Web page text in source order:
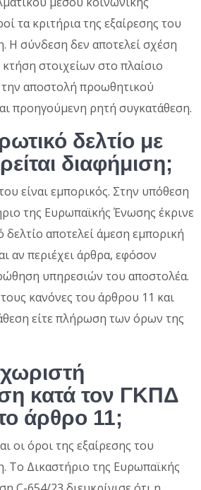
τα κριτήρια της εξαίρεσης του
Η σύνδεση δεν αποτελεί σχέση
στοιχείων στο πλαίσιο
αποστολή προωθητικού
προηγούμενη ρητή συγκατάθεση.
δελτίο με
διαφήμιση;
είναι εμπορικός. Στην υπόθεση
της Ευρωπαϊκής Ένωσης έκρινε
δελτίο αποτελεί άμεση εμπορική
αν περιέχει άρθρα, εφόσον
υπηρεσιών του αποστολέα.
κανόνες του άρθρου 11 και
είτε πλήρωση των όρων της
χωριστή
κατά τον ΓΚΠΔ
άρθρο 11;
οι όροι της εξαίρεσης του
Το Δικαστήριο της Ευρωπαϊκής